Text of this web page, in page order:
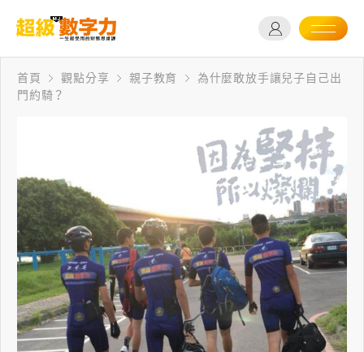
首頁 觀點分享 親子教育
為什麼敢放手讓兒子自己出
門約騎？